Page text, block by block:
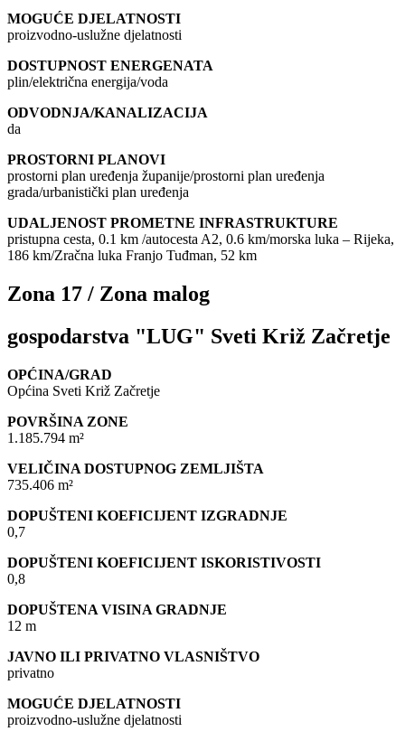
MOGUĆE DJELATNOSTI
proizvodno-uslužne djelatnosti
DOSTUPNOST ENERGENATA
plin/električna energija/voda
ODVODNJA/KANALIZACIJA
da
PROSTORNI PLANOVI
prostorni plan uređenja županije/prostorni plan uređenja
grada/urbanistički plan uređenja
UDALJENOST PROMETNE INFRASTRUKTURE
pristupna cesta, 0.1 km /autocesta A2, 0.6 km/morska luka – Rijeka,
186 km/Zračna luka Franjo Tuđman, 52 km
Zona 17 / Zona malog
gospodarstva "LUG" Sveti Križ Začretje
OPĆINA/GRAD
Općina Sveti Križ Začretje
POVRŠINA ZONE
1.185.794 m²
VELIČINA DOSTUPNOG ZEMLJIŠTA
735.406 m²
DOPUŠTENI KOEFICIJENT IZGRADNJE
0,7
DOPUŠTENI KOEFICIJENT ISKORISTIVOSTI
0,8
DOPUŠTENA VISINA GRADNJE
12 m
JAVNO ILI PRIVATNO VLASNIŠTVO
privatno
MOGUĆE DJELATNOSTI
proizvodno-uslužne djelatnosti